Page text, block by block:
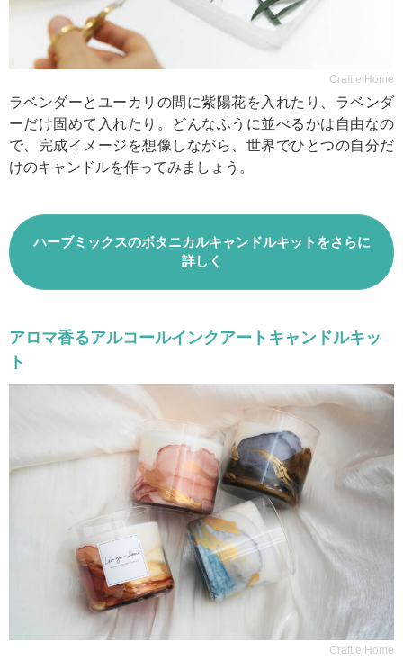
Craftie Home
ラベンダーとユーカリの間に紫陽花を入れたり、ラベンダ
ーだけ固めて入れたり。どんなふうに並べるかは自由なの
で、完成イメージを想像しながら、世界でひとつの自分だ
けのキャンドルを作ってみましょう。
ハーブミックスのボタニカルキャンドルキットをさらに
詳しく
アロマ香るアルコールインクアートキャンドルキッ
ト
Craftie Home